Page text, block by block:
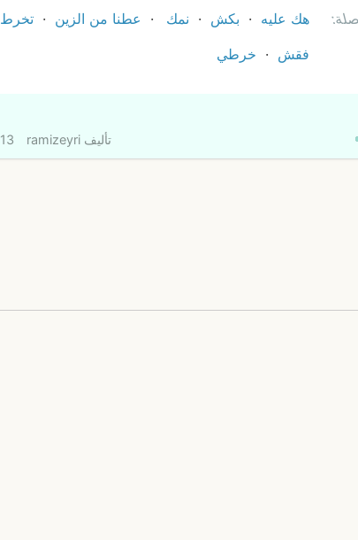
هك عليه بكش نمك عطنا من الزين
تخرط
فقش
خرطي
تأليفramizeyri 13 أغسطس 2020